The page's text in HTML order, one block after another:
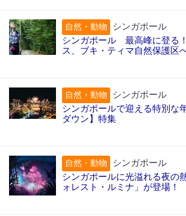
自然・動物
シンガポール
シンガポール 最高峰に登る
ス、ブキ・ティマ自然保護区
自然・動物
シンガポール
シンガポールで迎える特別な
ダウン】特集
自然・動物
シンガポール
シンガポールに光溢れる夜の
ォレスト・ルミナ」が登場！